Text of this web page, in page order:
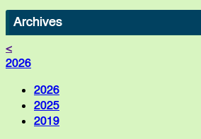
Archives
<
2026
2026
2025
2019